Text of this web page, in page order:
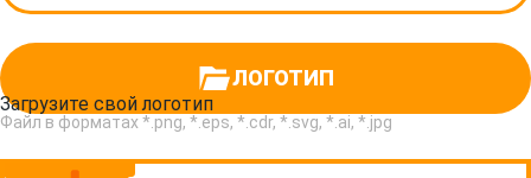
ЛОГОТИП
Загрузите свой логотип
Файл в форматах *.png, *.eps, *.cdr, *.svg, *.ai, *.jpg